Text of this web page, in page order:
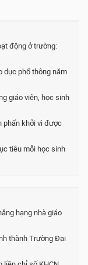
động ở trường:
dục phổ thông năm
giáo viên, học sinh
phấn khởi vì được
tiêu mỗi học sinh
hạng nhà giáo
thành Trường Đại